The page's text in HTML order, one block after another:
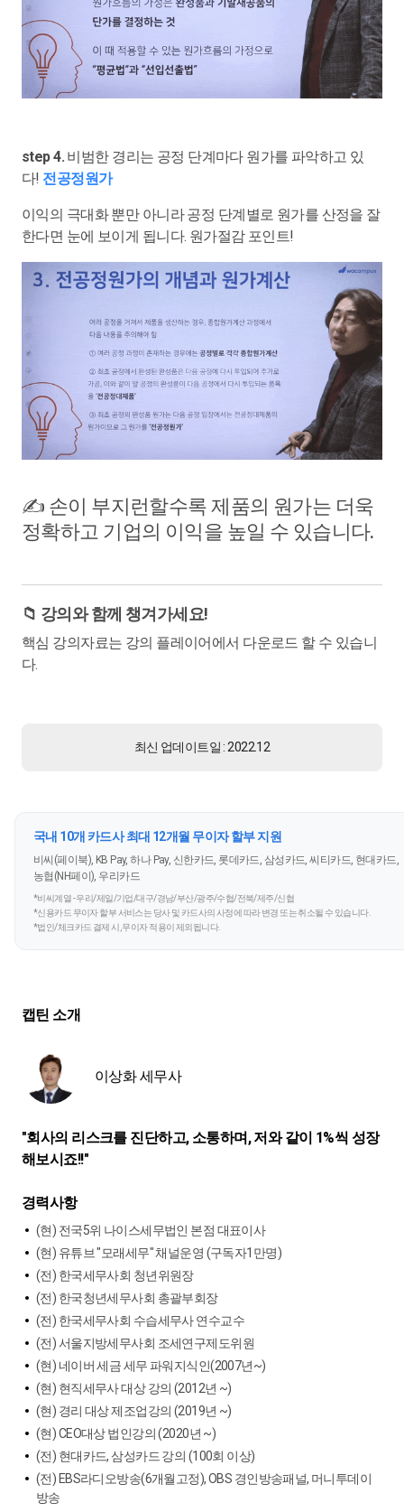
step 4.비범한 경리는 공정 단계마다 원가를 파악하고 있
다! 전공정원가
이익의 극대화 뿐만 아니라 공정 단계별로 원가를 산정을 잘
한다면 눈에 보이게 됩니다. 원가절감 포인트!
✍️ 손이 부지런할수록 제품의 원가는 더욱
정확하고 기업의 이익을 높일 수 있습니다.
📁 강의와 함께 챙겨가세요!
핵심 강의자료는 강의 플레이어에서 다운로드 할 수 있습니
다.
최신 업데이트일 : 2022.12
국내 10개 카드사 최대 12개월 무이자 할부 지원
비씨(페이북), KB Pay, 하나 Pay, 신한카드, 롯데카드, 삼성카드, 씨티카드, 현대카드,
농협(NH페이), 우리카드
*비씨계열 - 우리/제일/기업/대구/경남/부산/광주/수협/전북/제주/신협
*신용카드 무이자 할부 서비스는 당사 및 카드사의 사정에 따라 변경 또는 취소될 수 있습니다.
*법인/체크카드 결제 시, 무이자 적용이 제외됩니다.
캡틴 소개
이상화 세무사
"회사의 리스크를 진단하고, 소통하며, 저와 같이 1%씩 성장
해보시죠!!"
경력사항
(현) 전국5위 나이스세무법인 본점 대표이사
(현) 유튜브 "모래세무" 채널운영 (구독자1만명)
(전) 한국세무사회 청년위원장
(전) 한국청년세무사회 총괄부회장
(전) 한국세무사회 수습세무사 연수교수
(전) 서울지방세무사회 조세연구제도위원
(현) 네이버 세금 세무 파워지식인(2007년~)
(현) 현직세무사 대상 강의 (2012년 ~)
(현) 경리 대상 제조업강의 (2019년 ~)
(현) CEO대상 법인강의 (2020년 ~)
(전) 현대카드, 삼성카드 강의 (100회 이상)
(전) EBS라디오방송(6개월고정), OBS 경인방송패널, 머니투데이
방송